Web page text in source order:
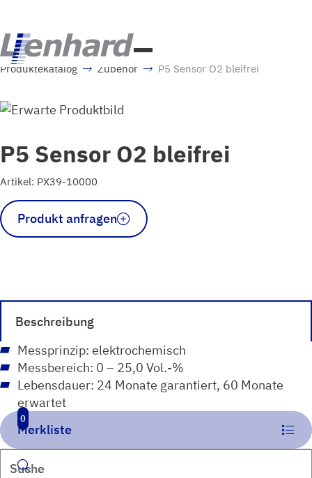
Merkliste
0
Suchen
Produktekatalog Zubehör P5 Sensor O2 bleifrei
P5 Sensor O2 bleifrei
Artikel: PX39-10000
P5
Sensor
O2
Produkt anfragen
Beschreibung
Messprinzip: elektrochemisch
Messbereich: 0 – 25,0 Vol.-%
Lebensdauer: 24 Monate garantiert, 60 Monate
erwartet